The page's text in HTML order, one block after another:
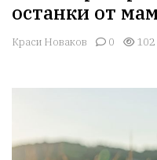
останки от
Краси Новаков 0 102